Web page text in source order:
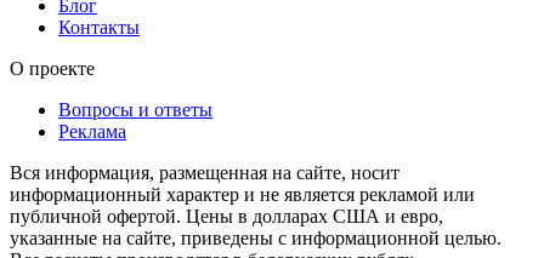
Блог
Контакты
О проекте
Вопросы и ответы
Реклама
Вся информация, размещенная на сайте, носит
информационный характер и не является рекламой или
публичной офертой. Цены в долларах США и евро,
указанные на сайте, приведены с информационной целью.